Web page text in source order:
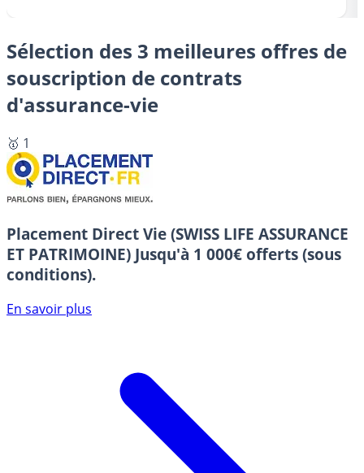
Sélection des 3 meilleures offres de
souscription de contrats
d'assurance-vie
🥇 1
Placement Direct Vie (SWISS LIFE ASSURANCE
ET PATRIMOINE) Jusqu'à 1 000€ offerts (sous
conditions).
En savoir plus